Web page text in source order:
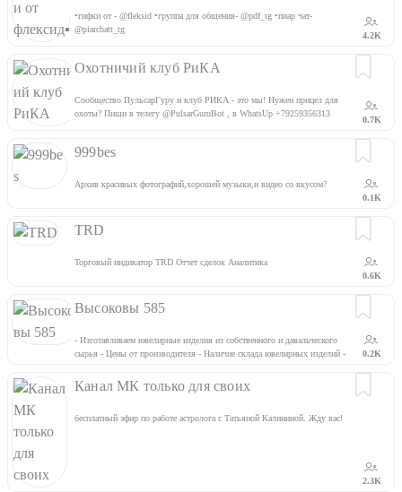
•гифки от - @fleksid •группа для общения- @pdf_tg •пиар чат-
@piarchatt_tg
4.2K
Охотничий клуб РиКА
Сообщество ПульсарГуру и клуб РИКА - это мы! Нужен прицел для
охоты? Пиши в телегу @PulsarGuruBot , в WhatsUp +79259356313
0.7K
999bes
Архив красивых фотографий,хорошей музыки,и видео со вкусом?
0.1K
TRD
Торговый индикатор TRD Отчет сделок Аналитика
0.6K
Высоковы 585
- Изготавливаем ювелирные изделия из собственного и давальческого
сырья - Цены от производителя - Наличие склада ювелирных изделий -
https://vysokovy585.ru/ ☎️Тел.: +7 (4942) 42-75-76
0.2K
Канал МК только для своих
бесплатный эфир по работе астролога с Татьяной Калининой. Жду вас!
2.3K